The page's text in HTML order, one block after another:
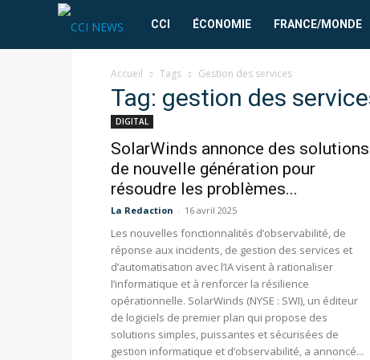
CCI
News
CCI ÉCONOMIE FRANCE/MONDE
Accueil Tags Gestion des services
Tag: gestion des
DIGITAL
SolarWinds annonce des solutions
de nouvelle génération pour
résoudre les problèmes...
La Redaction - 16 avril 2025
Les nouvelles fonctionnalités d’observabilité, de
réponse aux incidents, de gestion des services et
d’automatisation avec l’IA visent à rationaliser
l’informatique et à renforcer la résilience
opérationnelle. SolarWinds (NYSE : SWI), un éditeur
de logiciels de premier plan qui propose des
solutions simples, puissantes et sécurisées de
gestion informatique et d’observabilité, a annoncé...